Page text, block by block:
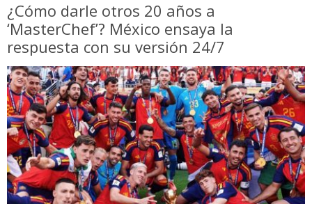
¿Cómo darle otros 20 años a
‘MasterChef’? México ensaya la
respuesta con su versión 24/7